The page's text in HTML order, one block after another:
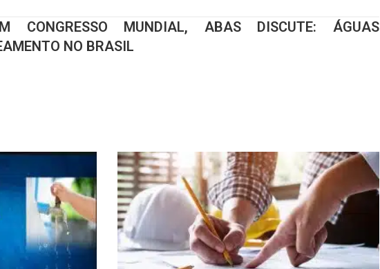
CONGRESSO MUNDIAL, ABAS DISCUTE: ÁGUAS
NO BRASIL